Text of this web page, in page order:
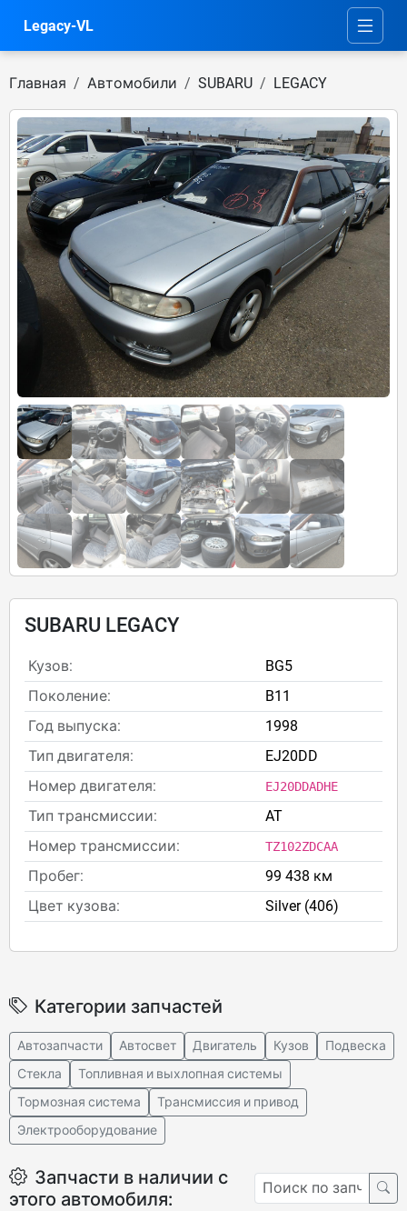
Legacy-VL
Главная Автомобили SUBARU LEGACY
SUBARU LEGACY
Кузов:
BG5
Поколение:
B11
Год выпуска:
1998
Тип двигателя:
EJ20DD
Номер двигателя:
EJ20DDADHE
Тип трансмиссии:
AT
Номер трансмиссии:
TZ102ZDCAA
Пробег:
99 438 км
Цвет кузова:
Silver (406)
Категории запчастей
Автозапчасти Автосвет Двигатель Кузов
Подвеска
Стекла
Топливная и выхлопная системы
Тормозная система
Трансмиссия и привод
Электрооборудование
Запчасти в наличии с
этого автомобиля: